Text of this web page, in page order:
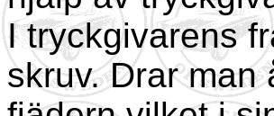
I tryckgivarens
skruv. Drar man